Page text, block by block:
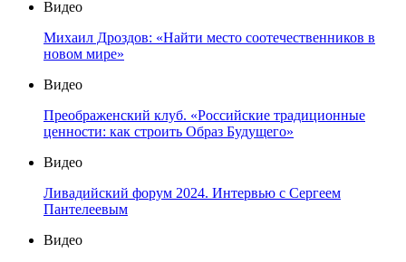
Видео
Михаил Дроздов: «Найти место соотечественников в
новом мире»
Видео
Преображенский клуб. «Российские традиционные
ценности: как строить Образ Будущего»
Видео
Ливадийский форум 2024. Интервью с Сергеем
Пантелеевым
Видео